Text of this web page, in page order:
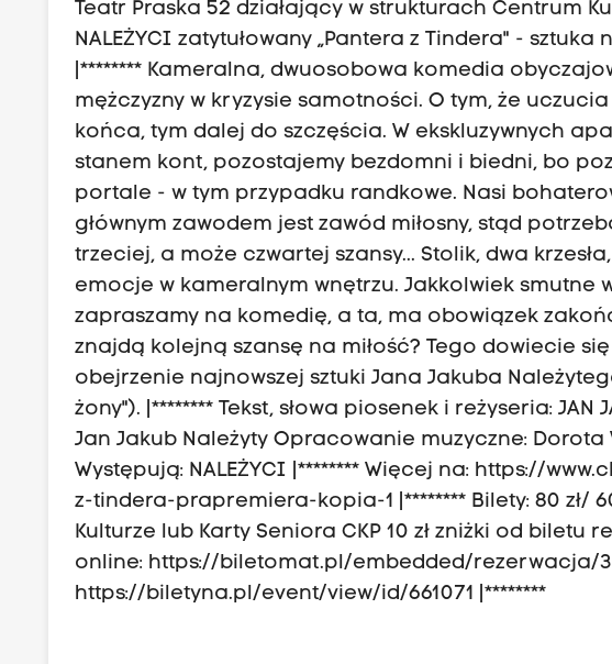
Teatr Praska 52 działający w strukturach Centrum
NALEŻYCI zatytułowany „Pantera z Tindera" -
|******** Kameralna, dwuosobowa komedia
mężczyzny w kryzysie samotności. O tym, że
końca, tym dalej do szczęścia. W ekskluzywnych
stanem kont, pozostajemy bezdomni i biedni, bo
portale - w tym przypadku randkowe. Nasi
głównym zawodem jest zawód miłosny, stąd
trzeciej, a może czwartej szansy... Stolik, dwa
emocje w kameralnym wnętrzu. Jakkolwiek smutne
zapraszamy na komedię, a ta, ma obowiązek
znajdą kolejną szansę na miłość? Tego dowiecie
obejrzenie najnowszej sztuki Jana Jakuba
żony"). |******** Tekst, słowa piosenek i reżyseria: JAN
Jan Jakub Należyty Opracowanie muzyczne: Dorota
Występują: NALEŻYCI |******** Więcej na: https://
z-tindera-prapremiera-kopia-1 |******** Bilety: 80 zł/
Kulturze lub Karty Seniora CKP 10 zł zniżki od biletu
online: https://biletomat.pl/embedded/rezerwacja/
https://biletyna.pl/event/view/id/661071 |********